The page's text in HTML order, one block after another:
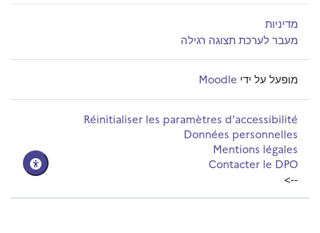
מדיניות
מעבר לערכת תצוגה רגילה
מופעל על ידי Moodle
Réinitialiser les paramètres d'accessibilité
Données personnelles
Mentions légales
Contacter le DPO
-->